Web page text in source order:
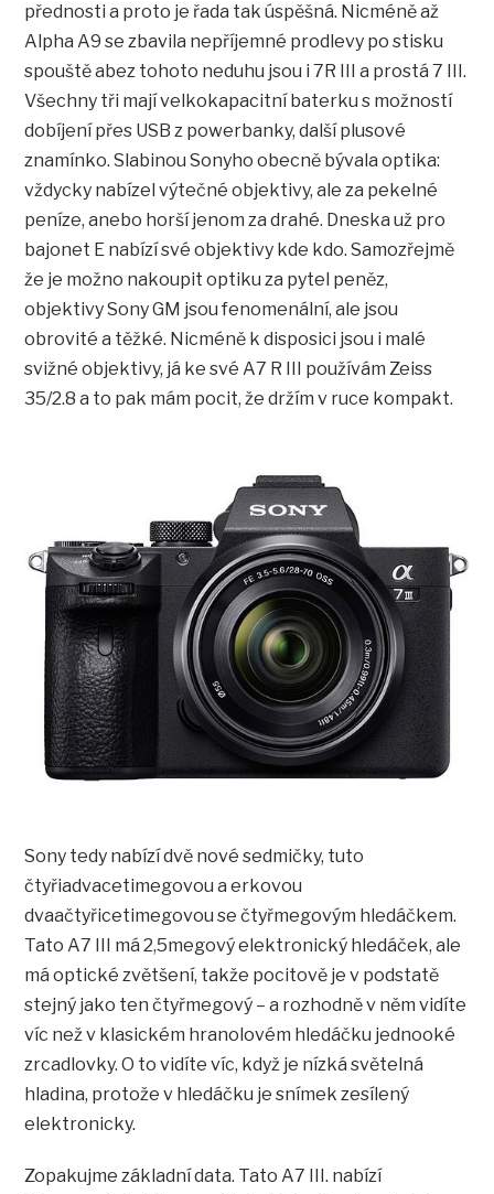
přednosti a proto je řada tak úspěšná. Nicméně až
Alpha A9 se zbavila nepříjemné prodlevy po stisku
spouště abez tohoto neduhu jsou i 7R III a prostá 7 III.
Všechny tři mají velkokapacitní baterku s možností
dobíjení přes USB z powerbanky, další plusové
znamínko. Slabinou Sonyho obecně bývala optika:
vždycky nabízel výtečné objektivy, ale za pekelné
peníze, anebo horší jenom za drahé. Dneska už pro
bajonet E nabízí své objektivy kde kdo. Samozřejmě
že je možno nakoupit optiku za pytel peněz,
objektivy Sony GM jsou fenomenální, ale jsou
obrovité a těžké. Nicméně k disposici jsou i malé
svižné objektivy, já ke své A7 R III používám Zeiss
35/2.8 a to pak mám pocit, že držím v ruce kompakt.
Sony tedy nabízí dvě nové sedmičky, tuto
čtyřiadvacetimegovou a erkovou
dvaačtyřicetimegovou se čtyřmegovým hledáčkem.
Tato A7 III má 2,5megový elektronický hledáček, ale
má optické zvětšení, takže pocitově je v podstatě
stejný jako ten čtyřmegový – a rozhodně v něm vidíte
víc než v klasickém hranolovém hledáčku jednooké
zrcadlovky. O to vidíte víc, když je nízká světelná
hladina, protože v hledáčku je snímek zesílený
elektronicky.
Zopakujme základní data. Tato A7 III. nabízí